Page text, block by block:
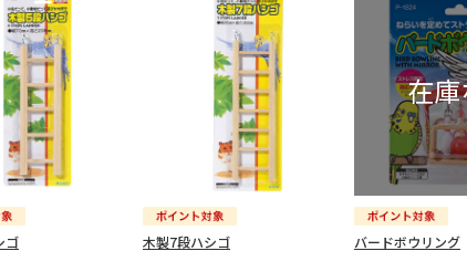
ゴ 木製7段ハシゴ バードボウリング